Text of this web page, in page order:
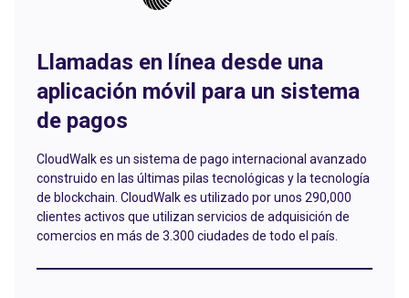
Llamadas en línea desde una
aplicación móvil para un sistema
de pagos
CloudWalk es un sistema de pago internacional avanzado
construido en las últimas pilas tecnológicas y la tecnología
de blockchain. CloudWalk es utilizado por unos 290,000
clientes activos que utilizan servicios de adquisición de
comercios en más de 3.300 ciudades de todo el país.